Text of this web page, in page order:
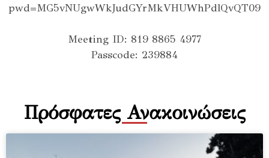
pwd=MG5vNUgwWkJudGYrMkVHUWhPdlQvQT09
Meeting ID: 819 8865 4977
Passcode: 239884
Πρόσφατες Ανακοινώσεις